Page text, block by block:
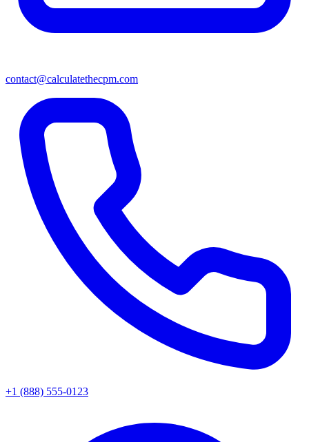
contact@calculatethecpm.com
+1 (888) 555-0123